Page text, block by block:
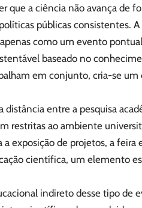
a ciência não avança de
públicas consistentes.
como um evento
baseado no
em conjunto, cria-se um
entre a pesquisa
restritas ao ambiente
exposição de projetos, a feira
científica, um elemento
indireto desse tipo de